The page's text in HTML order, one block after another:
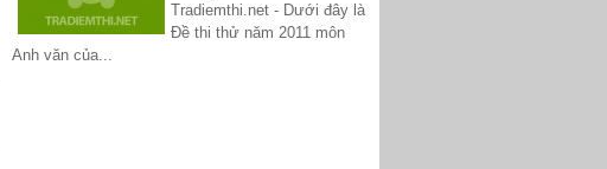
Tradiemthi.net - Dưới đây là
Đề thi thử năm 2011 môn
Anh văn của...